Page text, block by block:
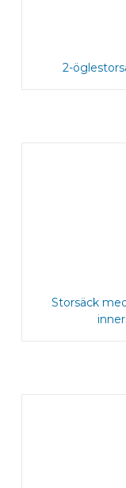
2-
Storsäck